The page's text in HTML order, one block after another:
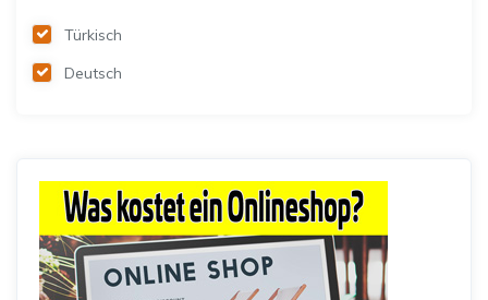
Türkisch
Deutsch